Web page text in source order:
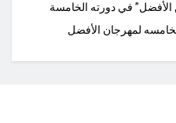
الأفضل” في دورته الخامسة
لمهرجان الأفضل